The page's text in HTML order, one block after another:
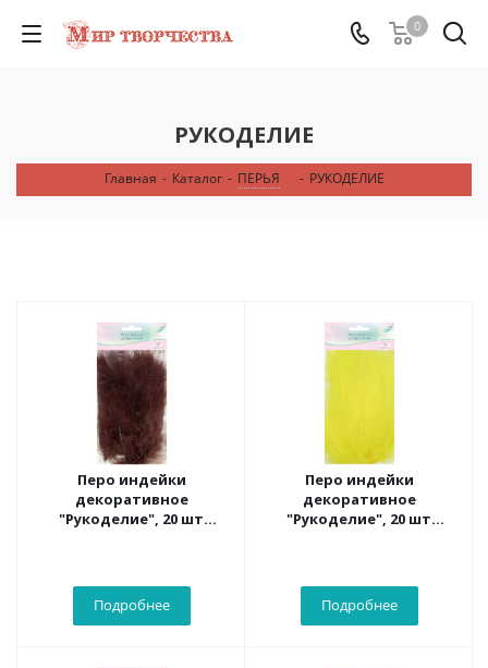
0
РУКОДЕЛИЕ
Главная - Каталог - ПЕРЬЯ - РУКОДЕЛИЕ
Перо индейки
декоративное
"Рукоделие", 20 шт
Подробнее
Перо индейки
декоративное
"Рукоделие", 20 шт
Подробнее